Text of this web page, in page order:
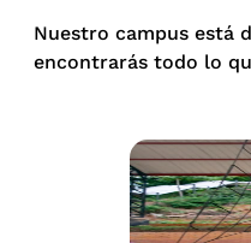
Nuestro campus está
encontrarás todo lo